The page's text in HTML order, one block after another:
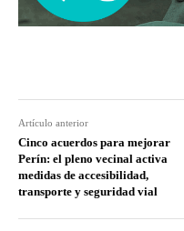
Artículo anterior
Cinco acuerdos para mejorar
Perín: el pleno vecinal activa
medidas de accesibilidad,
transporte y seguridad vial